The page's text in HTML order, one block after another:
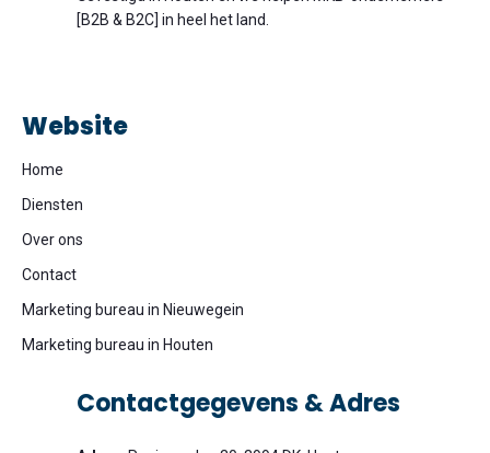
[B2B & B2C] in heel het land.
Website
Home
Diensten
Over ons
Contact
Marketing bureau in Nieuwegein
Marketing bureau in Houten
Contactgegevens & Adres